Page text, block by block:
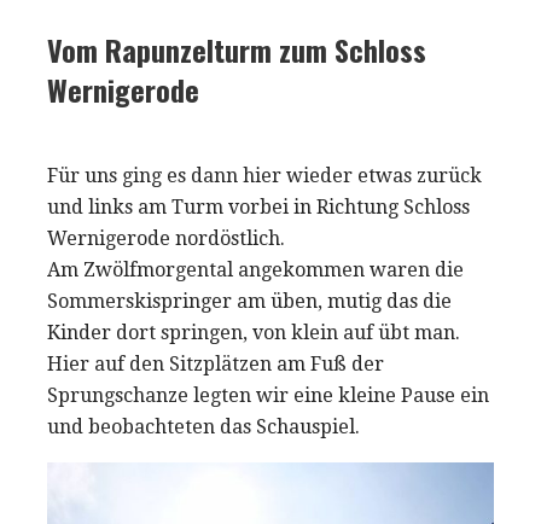
Vom Rapunzelturm zum Schloss
Wernigerode
Für uns ging es dann hier wieder etwas zurück
und links am Turm vorbei in Richtung Schloss
Wernigerode nordöstlich.
Am Zwölfmorgental angekommen waren die
Sommerskispringer am üben, mutig das die
Kinder dort springen, von klein auf übt man.
Hier auf den Sitzplätzen am Fuß der
Sprungschanze legten wir eine kleine Pause ein
und beobachteten das Schauspiel.